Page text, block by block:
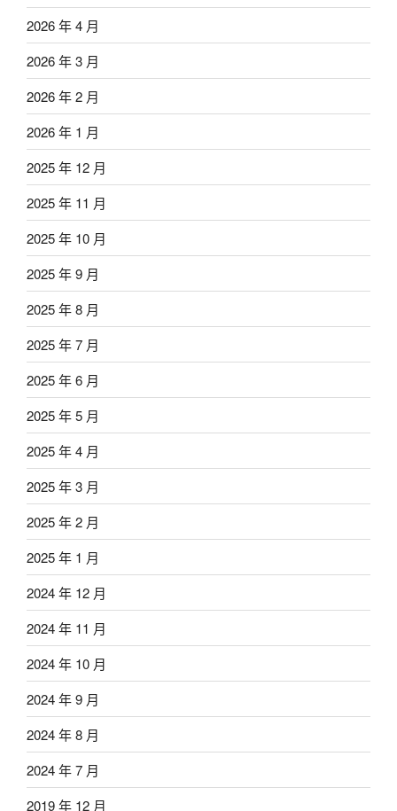
2026 年 4 月
2026 年 3 月
2026 年 2 月
2026 年 1 月
2025 年 12 月
2025 年 11 月
2025 年 10 月
2025 年 9 月
2025 年 8 月
2025 年 7 月
2025 年 6 月
2025 年 5 月
2025 年 4 月
2025 年 3 月
2025 年 2 月
2025 年 1 月
2024 年 12 月
2024 年 11 月
2024 年 10 月
2024 年 9 月
2024 年 8 月
2024 年 7 月
2019 年 12 月